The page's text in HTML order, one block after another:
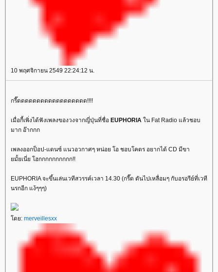
10 พฤศจิกายน 2549 22:24:12 น.
กรี๊ดดดดดดดดดดดดดดดดดด!!!!
เมื่อกี้เพิ่งได้ฟังเพลงของวงจากญี่ปุ่นที่ชื่อ EUPHORIA น Fat Radio แล้วชอบ
มาก อ๊ากกก
เพลงออกป็อป-แดนซ์ แนวอวกาศๆ หน่อย โอ ชอบโคตร อยากได้ CD มีขา
มั้ยเนี่ย โฮกกกกกกกกกก!!
EUPHORIA จะขึ้นเล่นเวทีสวรรค์เวลา 14.30 (กรี๊ด ดันไปเหลื่อมๆ กับอรอรีย์ที่เวที
นรกอีก แง้ๆๆๆ)
ดย: merveillesxx